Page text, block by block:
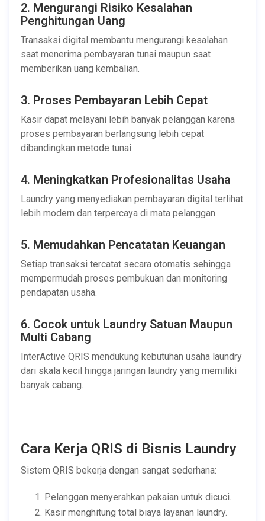
2. Mengurangi Risiko Kesalahan
Penghitungan Uang
Transaksi digital membantu mengurangi kesalahan
saat menerima pembayaran tunai maupun saat
memberikan uang kembalian.
3. Proses Pembayaran Lebih Cepat
Kasir dapat melayani lebih banyak pelanggan karena
proses pembayaran berlangsung lebih cepat
dibandingkan metode tunai.
4. Meningkatkan Profesionalitas Usaha
Laundry yang menyediakan pembayaran digital terlihat
lebih modern dan terpercaya di mata pelanggan.
5. Memudahkan Pencatatan Keuangan
Setiap transaksi tercatat secara otomatis sehingga
mempermudah proses pembukuan dan monitoring
pendapatan usaha.
6. Cocok untuk Laundry Satuan Maupun
Multi Cabang
InterActive QRIS mendukung kebutuhan usaha laundry
dari skala kecil hingga jaringan laundry yang memiliki
banyak cabang.
Cara Kerja QRIS di Bisnis Laundry
Sistem QRIS bekerja dengan sangat sederhana:
Pelanggan menyerahkan pakaian untuk dicuci.
Kasir menghitung total biaya layanan laundry.